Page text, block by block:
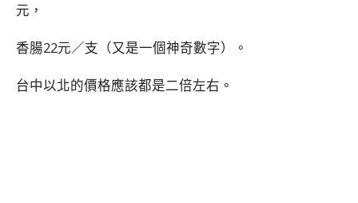
元，
香腸22元／支（又是一個神奇數字）。
台中以北的價格應該都是二倍左右。